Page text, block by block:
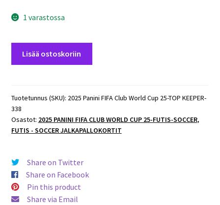
1 varastossa
World
Cup
TOP
KEEPER
Michele
Di
Gregorio
(Juventus)
Lisää ostoskoriin
Tuotetunnus (SKU): 2025 Panini FIFA Club World Cup 25-TOP KEEPER-
338
Osastot: 2025 PANINI FIFA CLUB WORLD CUP 25-FUTIS-SOCCER,
FUTIS - SOCCER JALKAPALLOKORTIT
Share on Twitter
Share on Facebook
Pin this product
Share via Email